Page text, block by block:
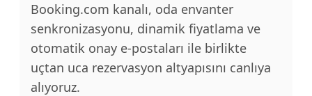
Booking.com kanalı, oda envanter
senkronizasyonu, dinamik fiyatlama ve
otomatik onay e-postaları ile birlikte
uçtan uca rezervasyon altyapısını canlıya
alıyoruz.